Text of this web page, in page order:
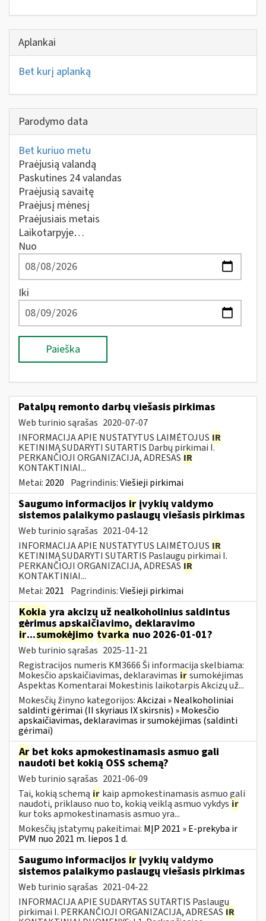
Aplankai
Bet kurį aplanką
Parodymo data
Bet kuriuo metu
Praėjusią valandą
Paskutines 24 valandas
Praėjusią savaitę
Praėjusį mėnesį
Praėjusiais metais
Laikotarpyje…
Nuo
Iki
Paieška
Patalpų remonto darbų viešasis pirkimas
Web turinio sąrašas 2020-07-07
INFORMACIJA APIE NUSTATYTUS LAIMĖTOJUS IR
KETINIMĄ SUDARYTI SUTARTIS Darbų pirkimai I.
PERKANČIOJI ORGANIZACIJA, ADRESAS IR
KONTAKTINIAI...
Metai: 2020 Pagrindinis:Viešieji pirkimai
Saugumo informacijos ir įvykių valdymo
sistemos palaikymo paslaugų viešasis pirkimas
Web turinio sąrašas 2021-04-12
INFORMACIJA APIE NUSTATYTUS LAIMĖTOJUS IR
KETINIMĄ SUDARYTI SUTARTIS Paslaugų pirkimai I.
PERKANČIOJI ORGANIZACIJA, ADRESAS IR
KONTAKTINIAI...
Metai: 2021 Pagrindinis:Viešieji pirkimai
Kokia yra akcizų už nealkoholinius saldintus
gėrimus apskaičiavimo, deklaravimo
ir...sumokėjimo tvarka nuo 2026-01-01?
Web turinio sąrašas 2025-11-21
Registracijos numeris KM3666 Ši informacija skelbiama:
Mokesčio apskaičiavimas, deklaravimas irsumokėjimas
Aspektas Komentarai Mokestinis laikotarpis Akcizų už...
Mokesčių žinyno kategorijos:Akcizai » Nealkoholiniai
saldinti gėrimai (II skyriaus IX skirsnis) » Mokesčio
apskaičiavimas, deklaravimas ir sumokėjimas (saldinti
gėrimai)
Ar bet koks apmokestinamasis asmuo gali
naudoti bet kokią OSS schemą?
Web turinio sąrašas 2021-06-09
Tai, kokią schemą ir kaip apmokestinamasis asmuo gali
naudoti, priklauso nuo to, kokią veiklą asmuo vykdys ir
kur toks apmokestinamasis asmuo yra...
Mokesčių įstatymų pakeitimai: MĮP 2021 » E-prekyba ir
PVM nuo 2021 m. liepos 1 d.
Saugumo informacijos ir įvykių valdymo
sistemos palaikymo paslaugų viešasis pirkimas
Web turinio sąrašas 2021-04-22
INFORMACIJA APIE SUDARYTAS SUTARTIS Paslaugų
pirkimai I. PERKANČIOJI ORGANIZACIJA, ADRESAS IR